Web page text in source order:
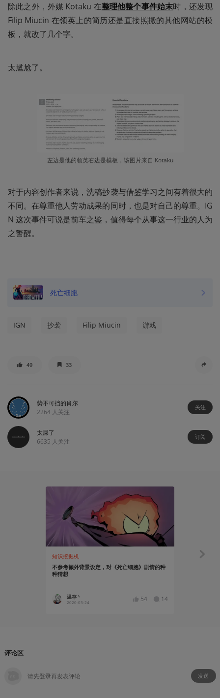
除此之外，外媒 Kotaku 在整理他整个事件始末时，还发现
Filip Miucin 在领英上的简历还是直接照搬的其他网站的模
板，就改了几个字。
太尴尬了。
左边是他的领英右边是模板，该图片来自 Kotaku
对于内容创作者来说，洗稿抄袭与借鉴学习之间有着很大的
不同。在尊重他人劳动成果的同时，也是对自己的尊重。IG
N 这次事件可说是前车之鉴，值得每个从事这一行业的人为
之警醒。
死亡细胞
IGN 抄袭 Filip Miucin 游戏
49 33
势不可挡的肖尔
2264 人关注
关注
太屎了
6635 人关注
订阅
知识挖掘机
不参考额外背景设定，对《死亡细胞》剧情的种
种猜想
温存丶
2020-03-24 54 14
评论区
发送